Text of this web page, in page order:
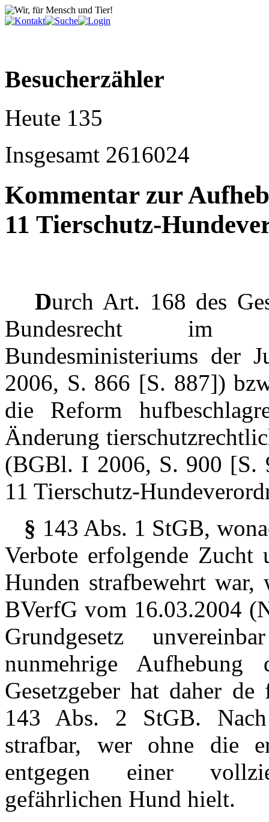
Besucherzähler
Heute 135
Insgesamt 2616024
Kommentar zur
11 Tierschutz-
Durch Art. 168 des
Bundesrecht im
Bundesministeriums der
2006, S. 866 [S. 887])
die Reform
Änderung
(BGBl. I 2006, S. 900 [S.
11 Tierschutz-
§ 143 Abs. 1 StGB,
Verbote erfolgende
Hunden strafbewehrt
BVerfG vom 16.03.2004
Grundgesetz
nunmehrige
Gesetzgeber hat daher
143 Abs. 2 StGB.
strafbar, wer ohne die
entgegen einer
gefährlichen Hund hielt.